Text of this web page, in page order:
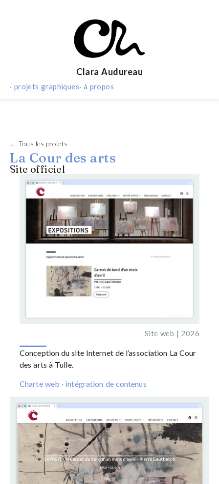
Clara Audureau
· projets graphiques· à propos
← Tous les projets
La Cour des arts
Site officiel
Site web | 2026
Conception du site Internet de l’association La Cour
des arts à Tulle.
Charte web · intégration de contenus